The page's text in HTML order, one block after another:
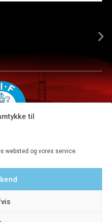
til
websted og vores service.
· Kontortid man-fre kl. 9-15